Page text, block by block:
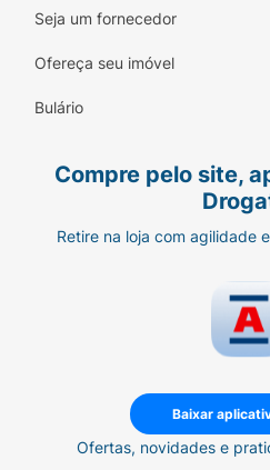
Seja um fornecedor
Ofereça seu imóvel
Bulário
Compre pelo site,
Retire na loja com agilidade
Baixar
Ofertas, novidades e